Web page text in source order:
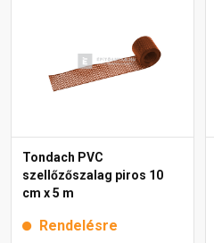
Tondach PVC
szellőzőszalag piros 10
cm x 5 m
Rendelésre